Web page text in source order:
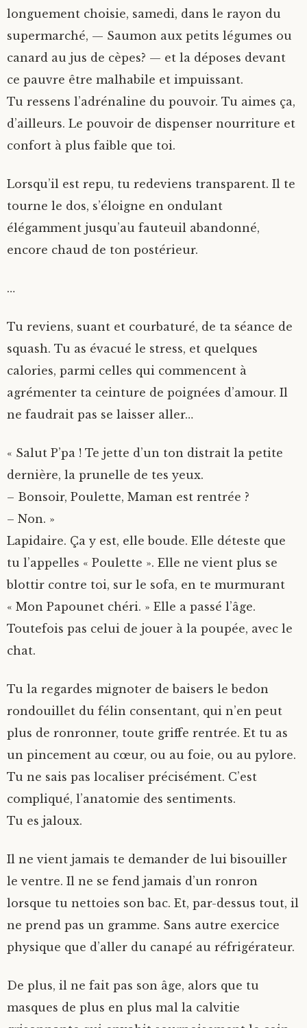
longuement choisie, samedi, dans le rayon du
supermarché, — Saumon aux petits légumes ou
canard au jus de cèpes? — et la déposes devant
ce pauvre être malhabile et impuissant.
Tu ressens l’adrénaline du pouvoir. Tu aimes ça,
d’ailleurs. Le pouvoir de dispenser nourriture et
confort à plus faible que toi.
Lorsqu’il est repu, tu redeviens transparent. Il te
tourne le dos, s’éloigne en ondulant
élégamment jusqu’au fauteuil abandonné,
encore chaud de ton postérieur.
…
Tu reviens, suant et courbaturé, de ta séance de
squash. Tu as évacué le stress, et quelques
calories, parmi celles qui commencent à
agrémenter ta ceinture de poignées d’amour. Il
ne faudrait pas se laisser aller…
« Salut P’pa ! Te jette d’un ton distrait la petite
dernière, la prunelle de tes yeux.
– Bonsoir, Poulette, Maman est rentrée ?
– Non. »
Lapidaire. Ça y est, elle boude. Elle déteste que
tu l’appelles « Poulette ». Elle ne vient plus se
blottir contre toi, sur le sofa, en te murmurant
« Mon Papounet chéri. » Elle a passé l’âge.
Toutefois pas celui de jouer à la poupée, avec le
chat.
Tu la regardes mignoter de baisers le bedon
rondouillet du félin consentant, qui n’en peut
plus de ronronner, toute griffe rentrée. Et tu as
un pincement au cœur, ou au foie, ou au pylore.
Tu ne sais pas localiser précisément. C’est
compliqué, l’anatomie des sentiments.
Tu es jaloux.
Il ne vient jamais te demander de lui bisouiller
le ventre. Il ne se fend jamais d’un ronron
lorsque tu nettoies son bac. Et, par-dessus tout, il
ne prend pas un gramme. Sans autre exercice
physique que d’aller du canapé au réfrigérateur.
De plus, il ne fait pas son âge, alors que tu
masques de plus en plus mal la calvitie